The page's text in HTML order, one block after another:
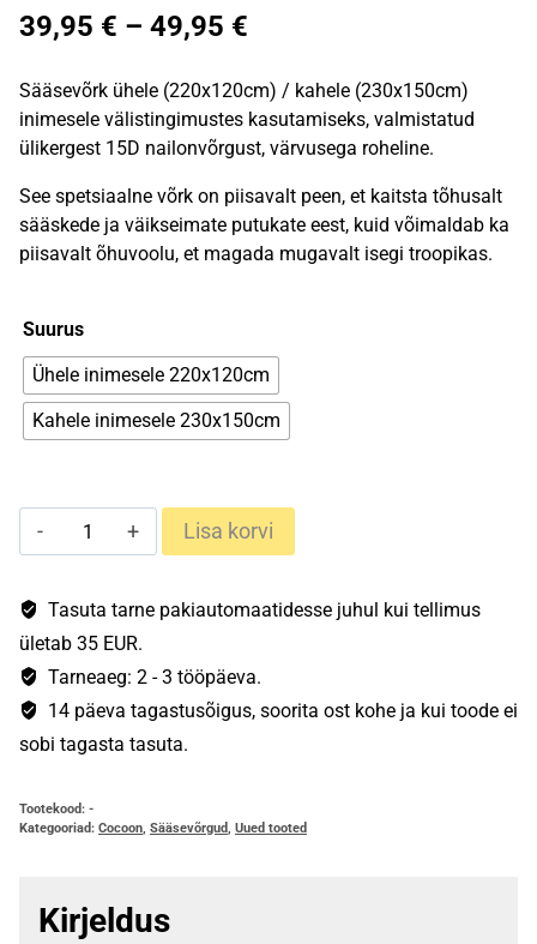
39,95 € – 49,95 €
kuni
49,95 €
Sääsevõrk ühele (220x120cm) / kahele (230x150cm)
inimesele välistingimustes kasutamiseks, valmistatud
ülikergest 15D nailonvõrgust, värvusega roheline.
See spetsiaalne võrk on piisavalt peen, et kaitsta tõhusalt
sääskede ja väikseimate putukate eest, kuid võimaldab ka
piisavalt õhuvoolu, et magada mugavalt isegi troopikas.
Suurus
Ühele inimesele 220x120cm
Kahele inimesele 230x150cm
Cocoon
Ultralight
sääsevõrk
kogus
Lisa korvi
Tasuta tarne pakiautomaatidesse juhul kui tellimus
ületab 35 EUR.
Tarneaeg: 2 - 3 tööpäeva.
14 päeva tagastusõigus, soorita ost kohe ja kui toode ei
sobi tagasta tasuta.
Tootekood: -
Kategooriad: Cocoon, Sääsevõrgud, Uued tooted
Kirjeldus